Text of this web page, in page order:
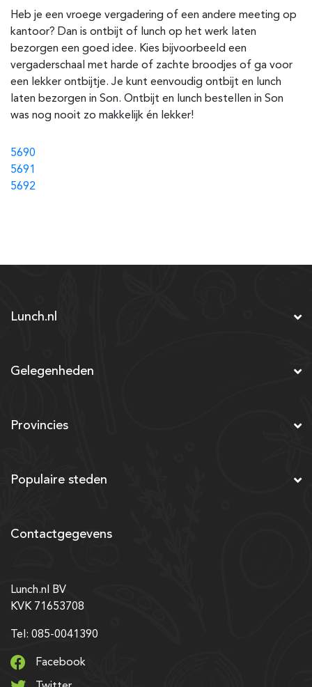
Heb je een vroege vergadering of een andere meeting op
kantoor? Dan is ontbijt of lunch op het werk laten
bezorgen een goed idee. Kies bijvoorbeeld een
vergaderschaal met harde of zachte broodjes of ga voor
een lekker ontbijtje. Je kunt eenvoudig ontbijt en lunch
laten bezorgen in Son. Ontbijt en lunch bestellen in Son
was nog nooit zo makkelijk én lekker!
5690
5691
5692
Lunch.nl
Gelegenheden
Provincies
Populaire steden
Contactgegevens
Lunch.nl BV
KVK 71653708
Tel: 085-0041390
Facebook